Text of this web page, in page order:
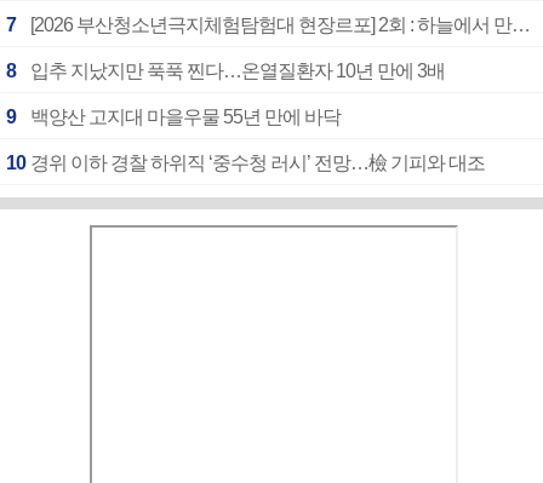
7 [2026 부산청소년극지체험탐험대 현장르포] 2회 : 하늘에서 만난 얼음의 나라
8 입추 지났지만 푹푹 찐다…온열질환자 10년 만에 3배
9 백양산 고지대 마을우물 55년 만에 바닥
10 경위 이하 경찰 하위직 ‘중수청 러시’ 전망…檢 기피와 대조